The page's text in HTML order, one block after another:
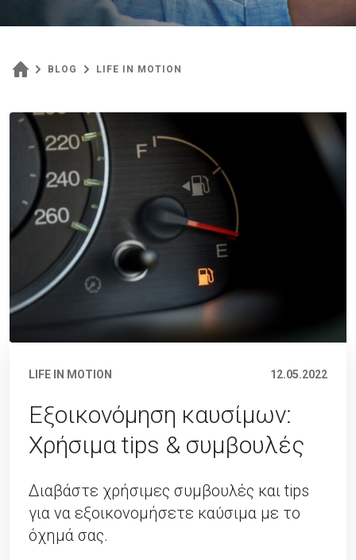
BLOG LIFE IN MOTION
LIFE IN MOTION 12.05.2022
Εξοικονόμηση καυσίμων:
Χρήσιμα tips & συμβουλές
Διαβάστε χρήσιμες συμβουλές και tips
για να εξοικονομήσετε καύσιμα με το
όχημά σας.